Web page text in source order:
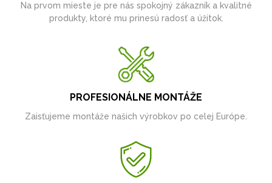
Na prvom mieste je pre nás spokojný zákazník a kvalitné
produkty, ktoré mu prinesú radosť a úžitok.
PROFESIONÁLNE MONTÁŽE
Zaisťujeme montáže našich výrobkov po celej Európe.